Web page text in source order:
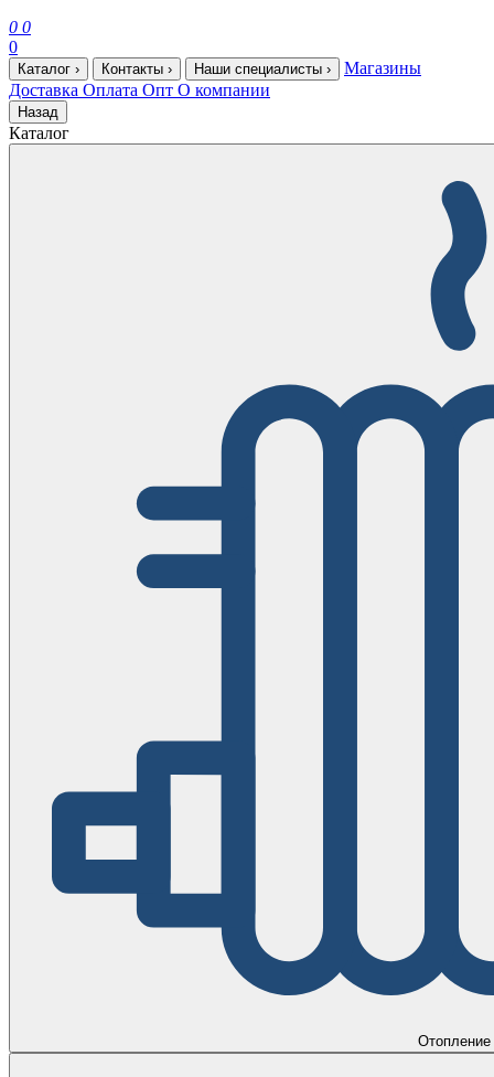
0 0
0
Каталог › Контакты › Наши специалисты ›
Магазины
Доставка Оплата Опт О компании
Назад
Каталог
Отопление